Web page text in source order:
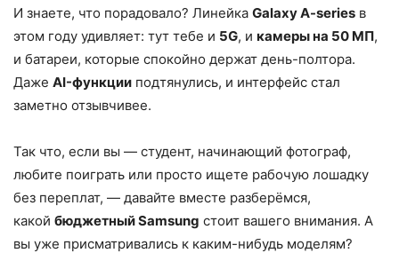
И знаете, что порадовало? Линейка Galaxy A-series в
этом году удивляет: тут тебе и 5G, и камеры на 50 МП,
и батареи, которые спокойно держат день-полтора.
Даже AI-функции подтянулись, и интерфейс стал
заметно отзывчивее.
Так что, если вы — студент, начинающий фотограф,
любите поиграть или просто ищете рабочую лошадку
без переплат, — давайте вместе разберёмся,
какой бюджетный Samsung стоит вашего внимания. А
вы уже присматривались к каким-нибудь моделям?